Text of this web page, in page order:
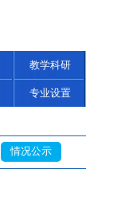
教学科研
专业设置
情况公示